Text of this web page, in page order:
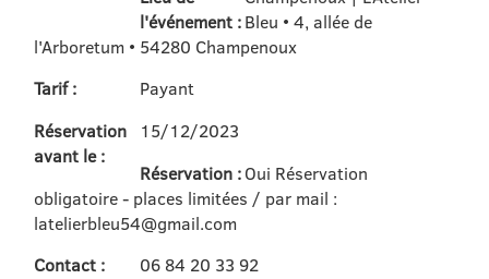
l'événement : Bleu • 4, allée de
l'Arboretum • 54280 Champenoux
Tarif :
Payant
Réservation
avant le :
15/12/2023
Réservation : Oui Réservation
obligatoire - places limitées / par mail :
latelierbleu54@gmail.com
Contact :
06 84 20 33 92